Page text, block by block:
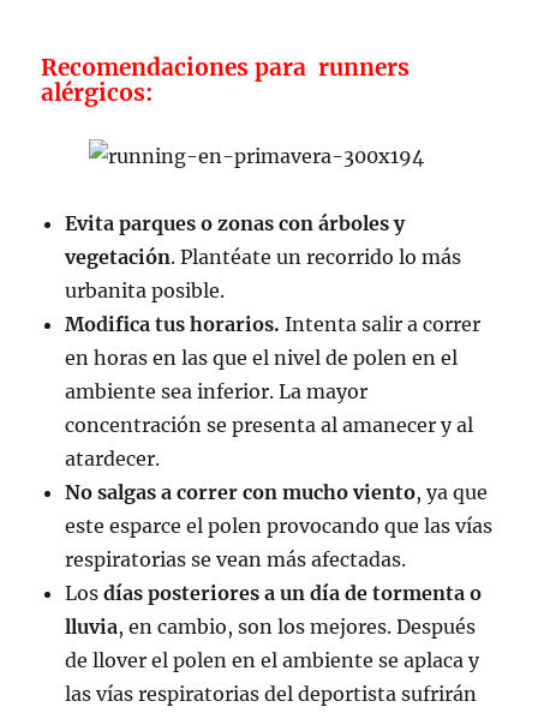
Recomendaciones para runners
alérgicos:
Evita parques o zonas con árboles y
vegetación. Plantéate un recorrido lo más
urbanita posible.
Modifica tus horarios. Intenta salir a correr
en horas en las que el nivel de polen en el
ambiente sea inferior. La mayor
concentración se presenta al amanecer y al
atardecer.
No salgas a correr con mucho viento, ya que
este esparce el polen provocando que las vías
respiratorias se vean más afectadas.
Losdías posteriores a un día de tormenta o
lluvia, en cambio, son los mejores. Después
de llover el polen en el ambiente se aplaca y
las vías respiratorias del deportista sufrirán